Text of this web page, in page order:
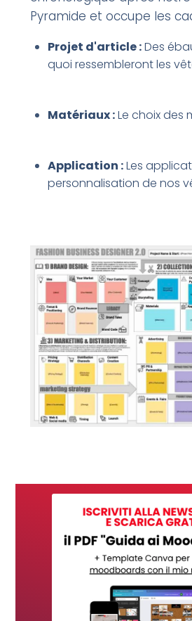
Pyramide et occupe les
Projet d'article :Des
quoi ressembleront les
Matériaux :Le choix des
Application :Les
personnalisation de nos